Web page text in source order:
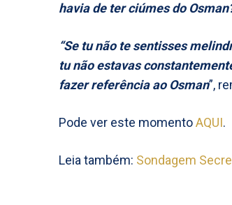
havia de ter ciúmes do
“Se tu não te sentisses
tu não estavas
fazer referência ao Osman”,
Pode ver este momentoAQUI.
Leia também: Sondagem